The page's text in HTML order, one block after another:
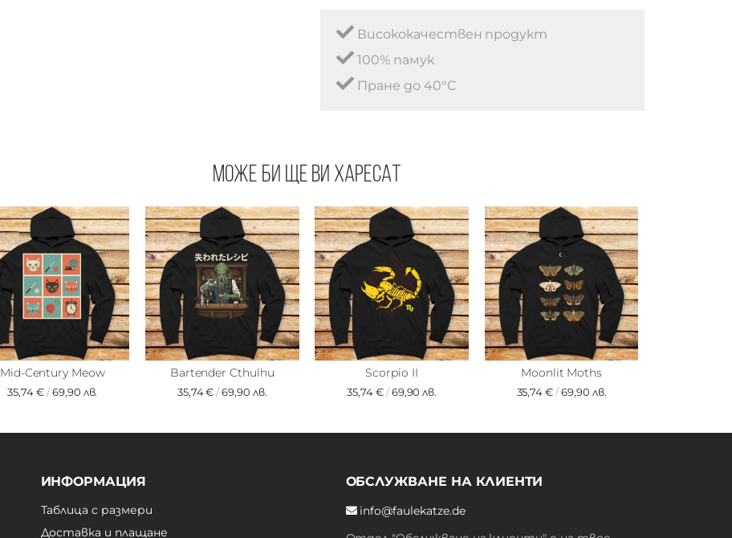
Висококачествен продукт
100% памук
Пране до 40°C
Може би ще ви харесат
Mid-Century Meow
35,74 €/69,90 лв.
Bartender Cthulhu
35,74 €/69,90 лв.
Scorpio II
35,74 €/69,90 лв.
Moonlit Moths
35,74 €/69,90 лв.
ИНФОРМАЦИЯ
Таблица с размери
Доставка и плащане
ОБСЛУЖВАНЕ НА КЛИЕНТИ
info@faulekatze.de